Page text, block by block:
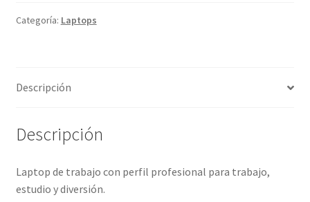
Categoría: Laptops
Descripción
Descripción
Laptop de trabajo con perfil profesional para trabajo,
estudio y diversión.